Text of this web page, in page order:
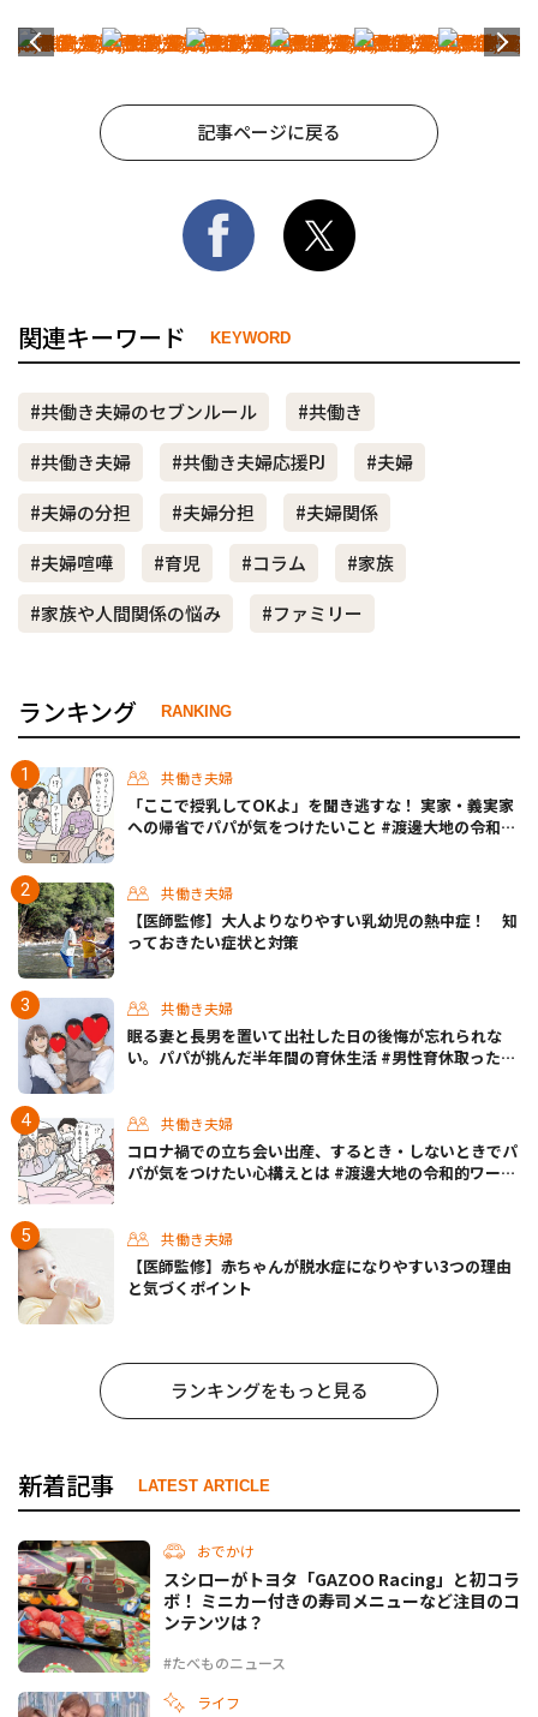
記事ページに戻る
関連キーワード KEYWORD
#共働き夫婦のセブンルール
#共働き
#共働き夫婦
#共働き夫婦応援PJ
#夫婦
#夫婦の分担
#夫婦分担
#夫婦関係
#夫婦喧嘩
#育児 #コラム
#家族
#家族や人間関係の悩み
#ファミリー
ランキング RANKING
共働き夫婦
「ここで授乳してOKよ」を聞き逃すな！ 実家・義実家
への帰省でパパが気をつけたいこと #渡邊大地の令和的
共働き夫婦
【医師監修】大人よりなりやすい乳幼児の熱中症！ 知
っておきたい症状と対策
共働き夫婦
眠る妻と長男を置いて出社した日の後悔が忘れられな
い。パパが挑んだ半年間の育休生活 #男性育休取ったら
共働き夫婦
コロナ禍での立ち会い出産、するとき・しないときでパ
パが気をつけたい心構えとは #渡邊大地の令和的ワーパ
共働き夫婦
【医師監修】赤ちゃんが脱水症になりやすい3つの理由
と気づくポイント
ランキングをもっと見る
新着記事 LATEST ARTICLE
おでかけ
#たべものニュース
スシローがトヨタ「GAZOO Racing」と初コラ
ボ！ ミニカー付きの寿司メニューなど注目のコ
ンテンツは？
ライフ